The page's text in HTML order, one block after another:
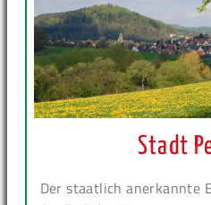
Stadt
Der staatlich anerkannte